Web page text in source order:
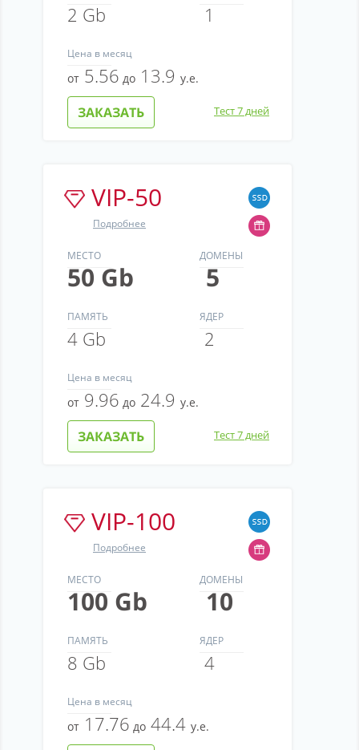
2 Gb 1
Цена в месяц
от 5.56 до 13.9 у.е.
ЗАКАЗАТЬ Тест 7 дней
Подробнее
VIP-50
МЕСТО
50 Gb
ДОМЕНЫ
5
ПАМЯТЬ
4 Gb
ЯДЕР
2
Цена в месяц
от 9.96 до 24.9 у.е.
ЗАКАЗАТЬ Тест 7 дней
Подробнее
VIP-100
МЕСТО
100 Gb
ДОМЕНЫ
10
ПАМЯТЬ
8 Gb
ЯДЕР
4
Цена в месяц
от 17.76 до 44.4 у.е.